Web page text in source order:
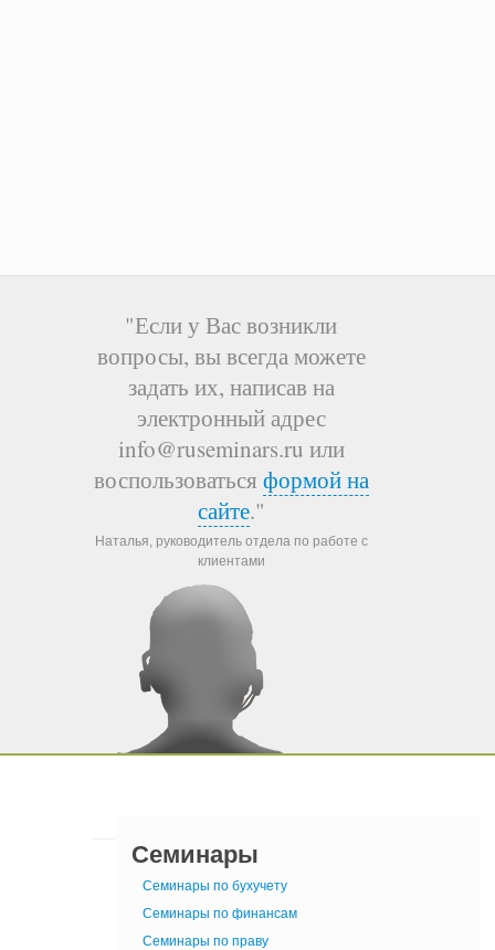
"Если у Вас возникли
вопросы, вы всегда можете
задать их, написав на
электронный адрес
info@ruseminars.ru или
воспользоваться формой на
сайте."
Наталья, руководитель отдела по работе с
клиентами
Семинары
Семинары по бухучету
Семинары по финансам
Семинары по праву